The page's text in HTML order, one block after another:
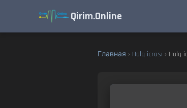
Qirim.Online
Главная › Halq icrası › Halq